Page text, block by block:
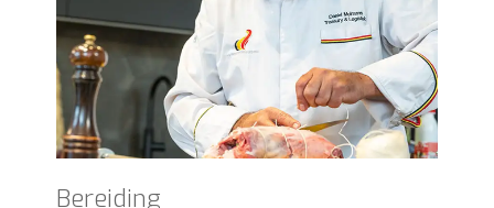
Bereiding